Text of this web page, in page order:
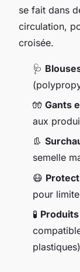
se fait dans
circulation,
croisée.
🩺
🧤 Gants
aux
👢
semelle
😷
pour
🧪
plastiques)